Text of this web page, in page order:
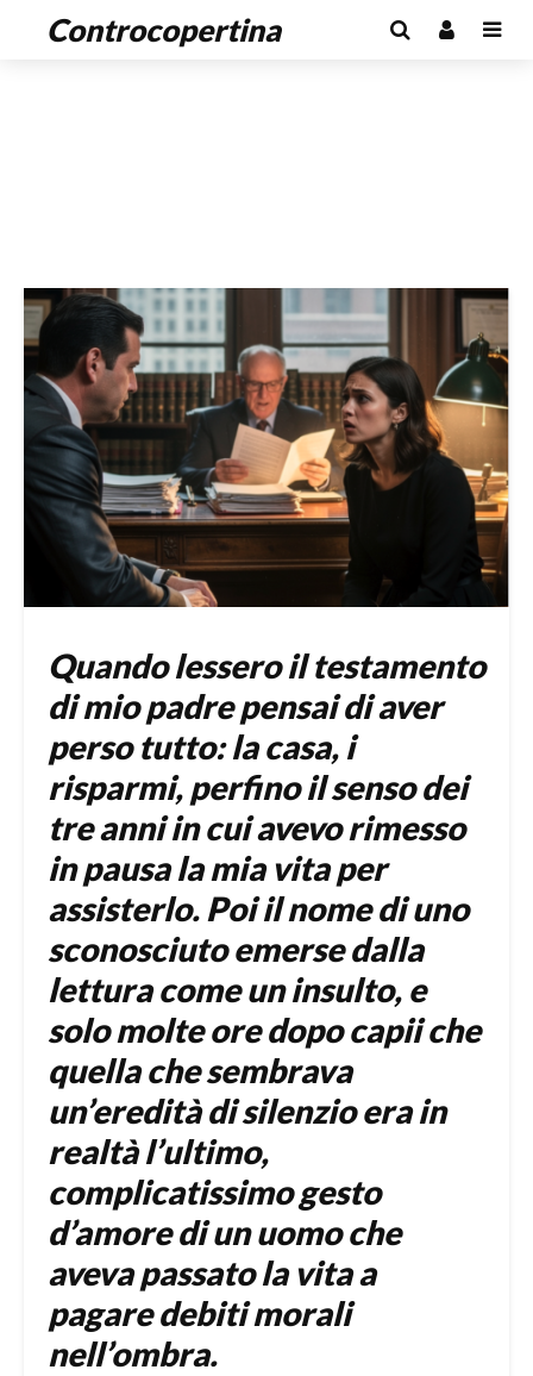
Controcopertina
Quando lessero il testamento
di mio padre pensai di aver
perso tutto: la casa, i
risparmi, perfino il senso dei
tre anni in cui avevo rimesso
in pausa la mia vita per
assisterlo. Poi il nome di uno
sconosciuto emerse dalla
lettura come un insulto, e
solo molte ore dopo capii che
quella che sembrava
un’eredità di silenzio era in
realtà l’ultimo,
complicatissimo gesto
d’amore di un uomo che
aveva passato la vita a
pagare debiti morali
nell’ombra.